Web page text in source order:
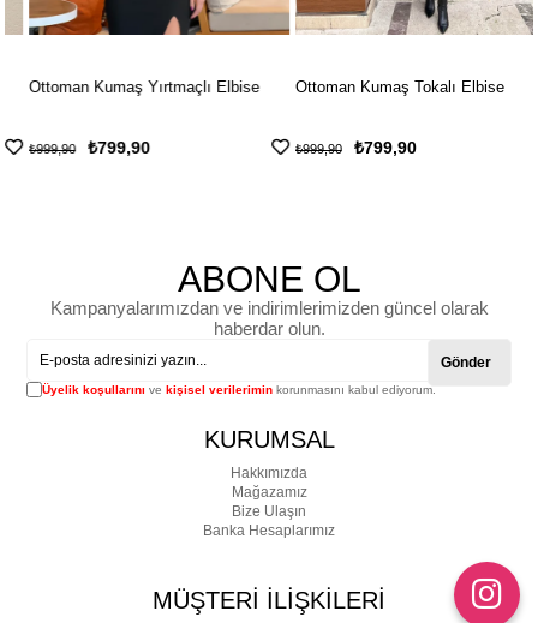
Ottoman Kumaş Yırtmaçlı Elbise
₺799,90
₺999,90
Ottoman Kumaş Tokalı Elbise
₺799,90
₺999,90
ABONE OL
Kampanyalarımızdan ve indirimlerimizden güncel olarak
haberdar olun.
Gönder
Üyelik koşullarını vekişisel verilerimin korunmasını kabul ediyorum.
KURUMSAL
Hakkımızda
Mağazamız
Bize Ulaşın
Banka Hesaplarımız
MÜŞTERİ İLİŞKİLERİ